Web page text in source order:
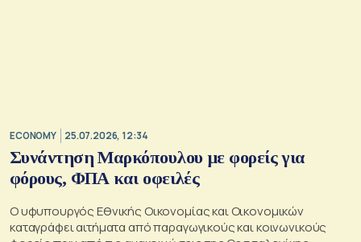
ECONOMY 25.07.2026, 12:34
Συνάντηση Μαρκόπουλου με φορείς για
φόρους, ΦΠΑ και οφειλές
Ο υφυπουργός Εθνικής Οικονομίας και Οικονομικών
καταγράφει αιτήματα από παραγωγικούς και κοινωνικούς